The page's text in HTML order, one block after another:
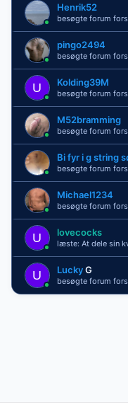
Henrik52
besøgte forum
pingo2494
besøgte forum
Kolding39M
besøgte forum
M52bramming
besøgte forum
Bi fyr i g string
besøgte forum
Michael1234
besøgte forum
lovecocks
læste: At dele sin
LuckyG
besøgte forum